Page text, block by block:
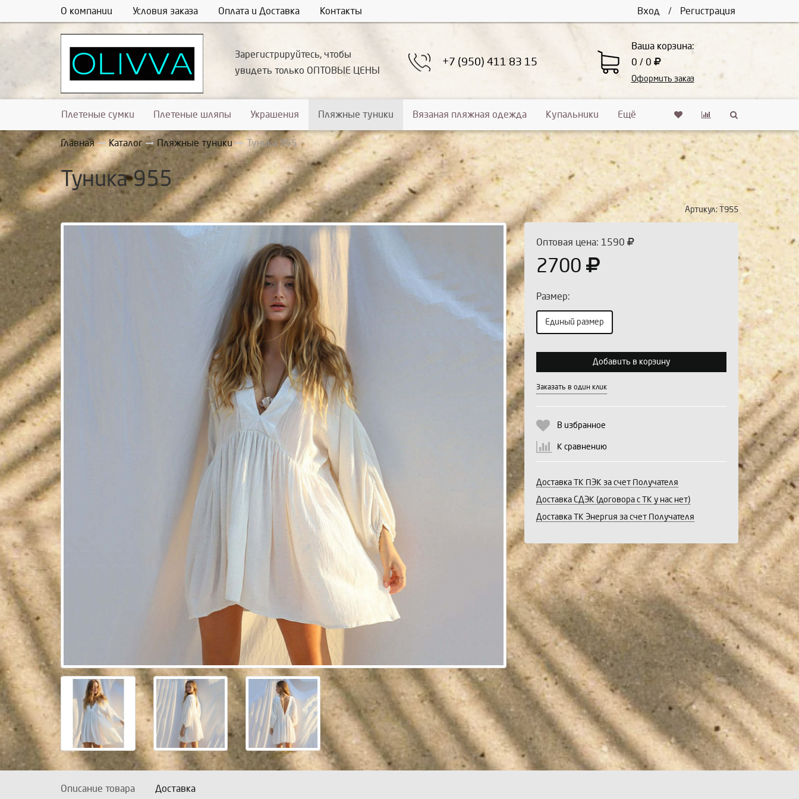
О компании Условия заказа Оплата и Доставка Контакты Вход / Регистрация
Зарегистрируйтесь, чтобы
увидеть только ОПТОВЫЕ ЦЕНЫ
+7 (950) 411 83 15
Ваша корзина:
0 / 0
Оформить заказ
Плетеные сумки Плетеные шляпы Украшения Пляжные туники Вязаная пляжная одежда Купальники Ещё
Главная Каталог Пляжные туники Туника 955
Туника 955
Артикул: Т955
Оптовая цена: 1590
2700
Размер:
Единый размер
Выберите количество:
Продолжить Отмена
Добавить в корзину
Заказать в один клик
В избранное
К сравнению
Доставка ТК ПЭК за счет Получателя
Доставка СДЭК (договора с ТК у нас нет)
Доставка ТК Энергия за счет Получателя
Описание товара Доставка